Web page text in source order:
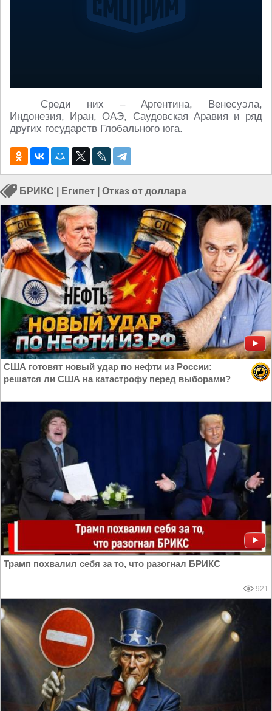
Среди них – Аргентина, Венесуэла,
Индонезия, Иран, ОАЭ, Саудовская Аравия и ряд
других государств Глобального юга.
БРИКС Египет Отказ от доллара
США готовят новый удар по нефти из России:
решатся ли США на катастрофу перед выборами?
Трамп похвалил себя за то, что разогнал БРИКС
921